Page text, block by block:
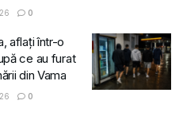
0
aflați într-o
ce au furat
din Vama
0